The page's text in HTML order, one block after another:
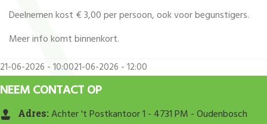
Deelnemen kost € 3,00 per persoon, ook voor begunstigers.
Meer info komt binnenkort.
21-06-2026 - 10:0021-06-2026 - 12:00
NEEM CONTACT OP
Adres:Achter 't Postkantoor 1 - 4731 PM - Oudenbosch